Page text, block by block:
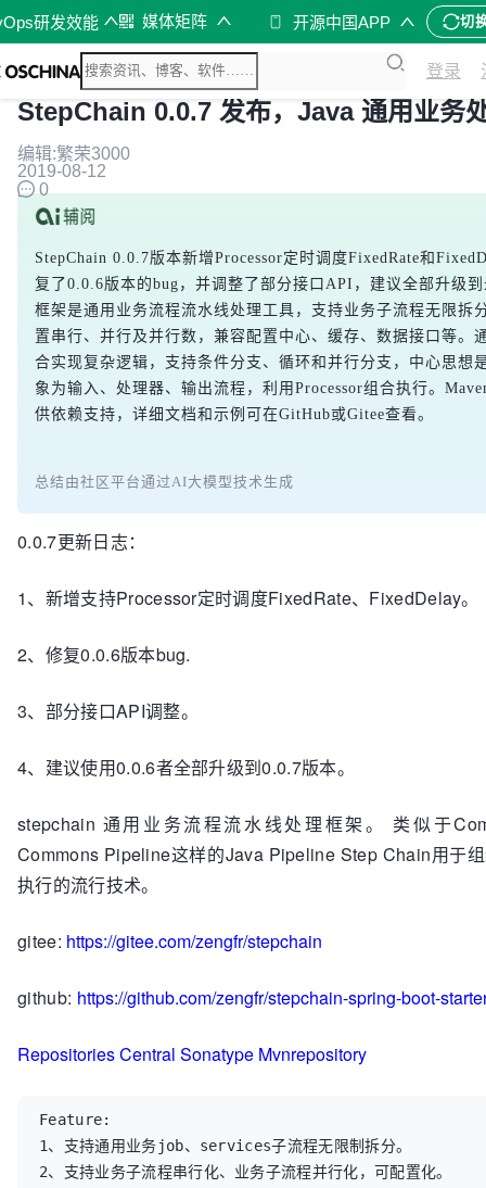
研发效能 媒体矩阵 开源中国APP 切
登录
StepChain 0.0.7 发布，Java 通用业务
编辑:繁荣3000
2019-08-12
0
StepChain 0.0.7版本新增Processor定时调度FixedRate和
复了0.0.6版本的bug，并调整了部分接口API，建议全部升级
框架是通用业务流程流水线处理工具，支持业务子流程无限拆
置串行、并行及并行数，兼容配置中心、缓存、数据接口等。
合实现复杂逻辑，支持条件分支、循环和并行分支，中心思想
象为输入、处理器、输出流程，利用Processor组合执行。
供依赖支持，详细文档和示例可在GitHub或Gitee查看。
总结由社区平台通过AI大模型技术生成
0.0.7更新日志：
1、新增支持Processor定时调度FixedRate、FixedDelay。
2、修复0.0.6版本bug.
3、部分接口API调整。
4、建议使用0.0.6者全部升级到0.0.7版本。
stepchain 通用业务流程流水线处理框架。 类似于
Commons Pipeline这样的Java Pipeline Step Chain用于
执行的流行技术。
gitee: https://gitee.com/zengfr/stepchain
github: https://github.com/zengfr/stepchain-spring-boot-
Repositories Central Sonatype Mvnrepository
Feature:
1、支持通用业务job、services子流程无限制拆分。
2、支持业务子流程串行化、业务子流程并行化，可配置化。